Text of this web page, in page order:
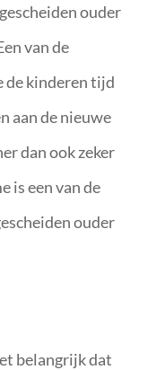
ouder
van de
de kinderen tijd
aan de nieuwe
dan ook zeker
is een van de
ouder
belangrijk dat